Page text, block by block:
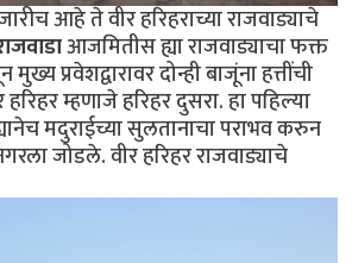
आहे ते वीर हरिहराच्या राजवाड्याचे
आजमितीस ह्या राजवाड्याचा फक्त
प्रवेशद्वारावर दोन्ही बाजूंना हत्तींची
म्हणाजे हरिहर दुसरा. हा पहिल्या
मदुराईच्या सुलतानाचा पराभव करुन
जोडले. वीर हरिहर राजवाड्याचे